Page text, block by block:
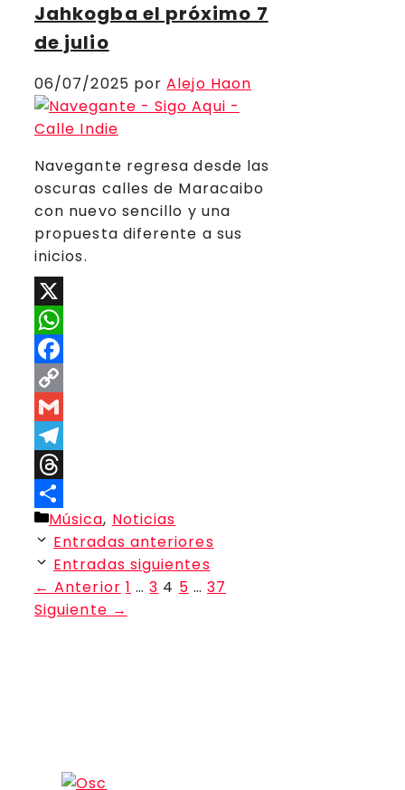
Jahkogba el próximo 7
de julio
06/07/2025 porAlejo Haon
Navegante regresa desde las
oscuras calles de Maracaibo
con nuevo sencillo y una
propuesta diferente a sus
inicios.
X
WhatsApp
Facebook
Copy
Link
Gmail
Telegram
Threads
Compartir
Categorías
Música, Noticias
Entradas anteriores
Entradas siguientes
← Anterior Página
1 … Página
3 Página
4 Página
5 … Página
37
Siguiente →